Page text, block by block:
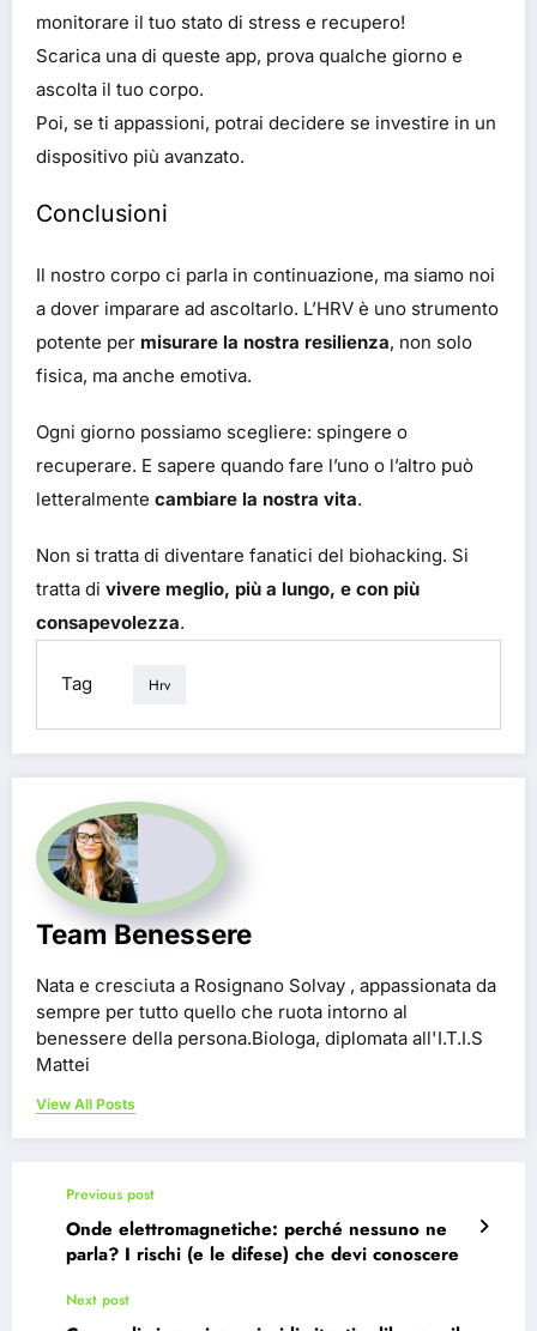
monitorare il tuo stato di stress e recupero!
Scarica una di queste app, prova qualche giorno e
ascolta il tuo corpo.
Poi, se ti appassioni, potrai decidere se investire in un
dispositivo più avanzato.
Conclusioni
Il nostro corpo ci parla in continuazione, ma siamo noi
a dover imparare ad ascoltarlo. L’HRV è uno strumento
potente per misurare la nostra resilienza, non solo
fisica, ma anche emotiva.
Ogni giorno possiamo scegliere: spingere o
recuperare. E sapere quando fare l’uno o l’altro può
letteralmente cambiare la nostra vita.
Non si tratta di diventare fanatici del biohacking. Si
tratta di vivere meglio, più a lungo, e con più
consapevolezza.
Tag Hrv
Team Benessere
Nata e cresciuta a Rosignano Solvay , appassionata da
sempre per tutto quello che ruota intorno al
benessere della persona.Biologa, diplomata all'I.T.I.S
Mattei
View All Posts
Previous post
Onde elettromagnetiche: perché nessuno ne
parla? I rischi (e le difese) che devi conoscere
Next post